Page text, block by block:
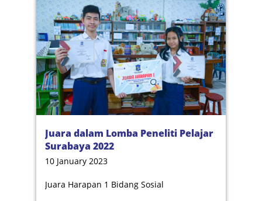
Juara dalam Lomba Peneliti Pelajar
Surabaya 2022
10 January 2023
Juara Harapan 1 Bidang Sosial